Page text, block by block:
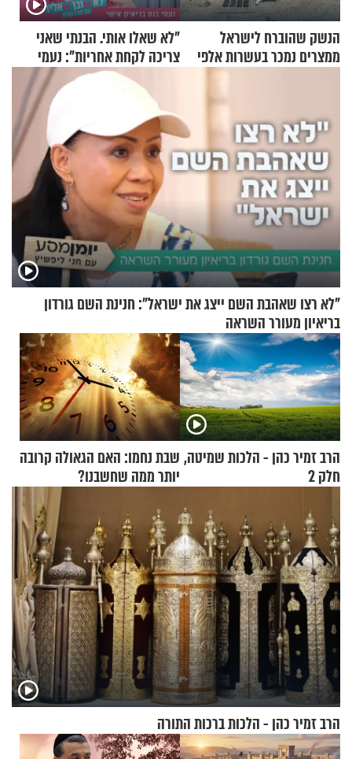
הנשק שהוברח לישראל
ממצרים נמכר בעשרות אלפי
"לא שאלו אותי. הבנתי שאני
צריכה לקחת אחריות": נעמי
בנט בריאיון אישי
"לא רצו שאהבת השם ייצג את ישראל": חנינת השם גורדון
בריאיון מעורר השראה
הרב זמיר כהן - הלכות שמיטה,
חלק 2
שבת נחמו: האם הגאולה קרובה
יותר ממה שחשבנו?
הרב זמיר כהן - הלכות ברכות התורה